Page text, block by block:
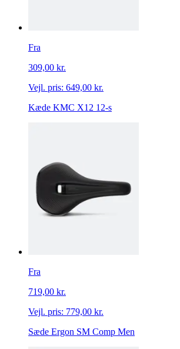
Fra
309,00 kr.
Vejl. pris: 649,00 kr.
Kæde KMC X12 12-s
Fra
719,00 kr.
Vejl. pris: 779,00 kr.
Sæde Ergon SM Comp Men